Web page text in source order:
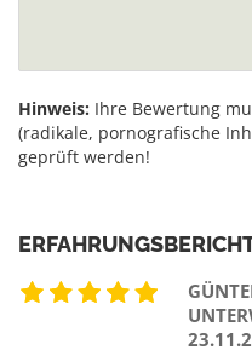
Hinweis: Ihre Bewertung
(radikale, pornografische
geprüft werden!